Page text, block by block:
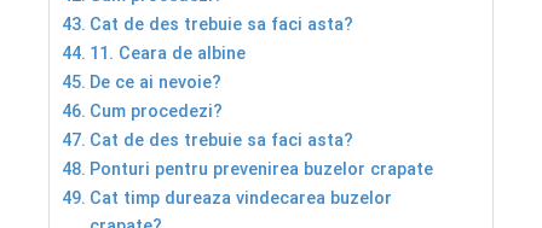
Cat de des trebuie sa faci asta?
11. Ceara de albine
De ce ai nevoie?
Cum procedezi?
Cat de des trebuie sa faci asta?
Ponturi pentru prevenirea buzelor crapate
Cat timp dureaza vindecarea buzelor